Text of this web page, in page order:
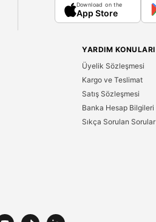
Download on the
App Store
YARDIM KONULARI
Üyelik Sözleşmesi
Kargo ve Teslimat
Satış Sözleşmesi
Banka Hesap Bilgileri
Sıkça Sorulan Sorular